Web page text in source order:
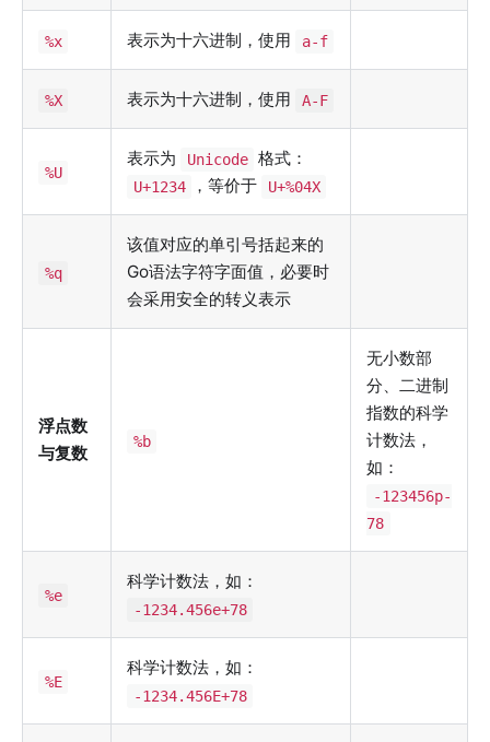
%x 表示为十六进制，使用 a-f
%X 表示为十六进制，使用 A-F
%U
表示为 Unicode 格式：
U+1234 ，等价于 U+%04X
%q
该值对应的单引号括起来的
Go语法字符字面值，必要时
会采用安全的转义表示
浮点数
与复数
%b
无小数部
分、二进制
指数的科学
计数法，
如：
-123456p-
78
%e
科学计数法，如：
-1234.456e+78
%E
科学计数法，如：
-1234.456E+78